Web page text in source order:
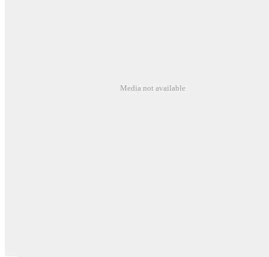
Media not available